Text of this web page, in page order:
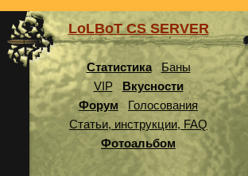
LoLBoT CS SERVER
Статистика
Баны
VIP
Вкусности
Форум
Голосования
Статьи, инструкции, FAQ
Фотоальбом